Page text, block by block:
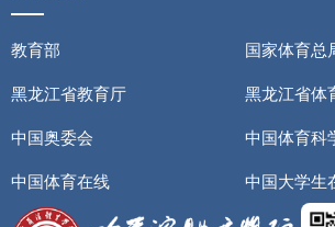
教育部
国家体育总
黑龙江省教育厅
黑龙江省体
中国奥委会
中国体育科
中国体育在线
中国大学生